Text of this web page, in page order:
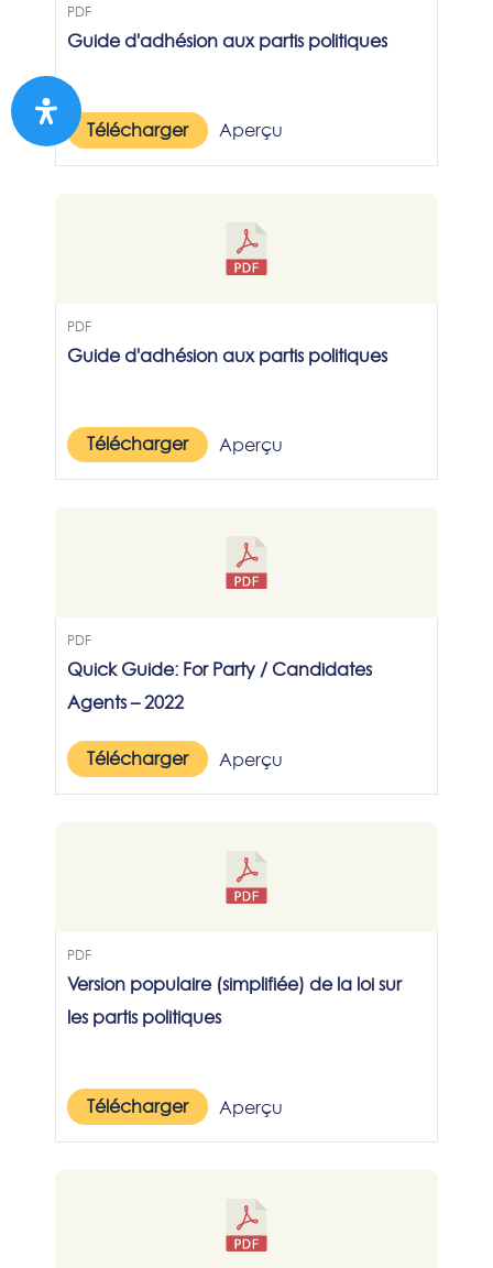
PDF
Guide d'adhésion aux partis politiques
Télécharger Aperçu
PDF
Guide d'adhésion aux partis politiques
Télécharger Aperçu
PDF
Quick Guide: For Party / Candidates
Agents – 2022
Télécharger Aperçu
PDF
Version populaire (simplifiée) de la loi sur
les partis politiques
Télécharger Aperçu